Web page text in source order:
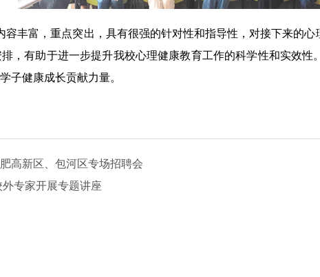
丰富，重点突出，具有很强的针对性和指导性，对接下来的
，有助于进一步提升我校心理健康教育工作的科学性和实效
子健康成长贡献力量。
高新区、包河区专场招聘会
专家开展专题讲座